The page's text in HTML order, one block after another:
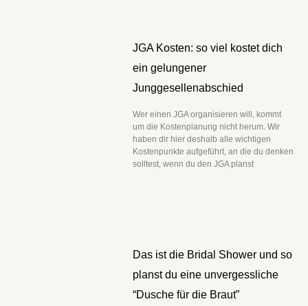
JGA Kosten: so viel kostet dich
ein gelungener
Junggesellenabschied
Wer einen JGA organisieren will, kommt
um die Kostenplanung nicht herum. Wir
haben dir hier deshalb alle wichtigen
Kostenpunkte aufgeführt, an die du denken
solltest, wenn du den JGA planst
Das ist die Bridal Shower und so
planst du eine unvergessliche
“Dusche für die Braut”